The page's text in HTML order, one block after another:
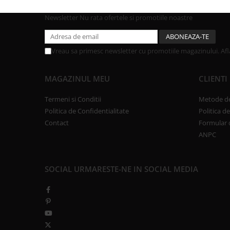
Newsletter Nu rata ofertele si promotiile noastre
Vreau sa primesc newsletter cu promotiile magazinului.
MAGAZINUL MEU
Termeni si Conditii
Politica de Confidentialitate
Contact
CLIENTI
Metode
Politica
Formular
ANPC
SOCIAL URMARESTE-NE IN SOCIAL MEDIA